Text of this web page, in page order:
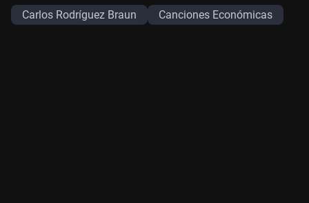
Carlos Rodríguez Braun Canciones Económicas